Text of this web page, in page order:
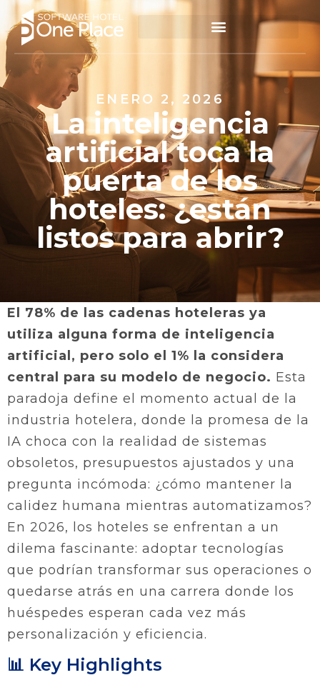
ENERO 2, 2026
La inteligencia
artificial toca la
puerta de los
hoteles: ¿están
listos para abrir?
El 78% de las cadenas hoteleras ya
utiliza alguna forma de inteligencia
artificial, pero solo el 1% la considera
central para su modelo de negocio. Esta
paradoja define el momento actual de la
industria hotelera, donde la promesa de la
IA choca con la realidad de sistemas
obsoletos, presupuestos ajustados y una
pregunta incómoda: ¿cómo mantener la
calidez humana mientras automatizamos?
En 2026, los hoteles se enfrentan a un
dilema fascinante: adoptar tecnologías
que podrían transformar sus operaciones o
quedarse atrás en una carrera donde los
huéspedes esperan cada vez más
personalización y eficiencia.
📊 Key Highlights